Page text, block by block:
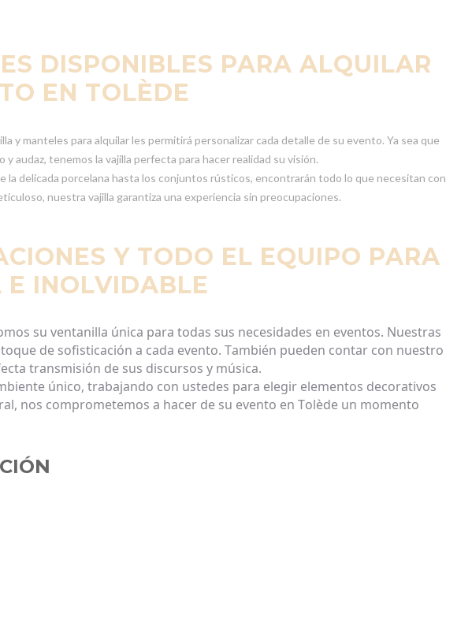
DISPONIBLES PARA ALQUILAR
EN TOLÈDE
y manteles para alquilar les permitirá personalizar cada detalle de su evento. Ya sea que
audaz, tenemos la vajilla perfecta para hacer realidad su visión.
delicada porcelana hasta los conjuntos rústicos, encontrarán todo lo que necesitan con
nuestra vajilla garantiza una experiencia sin preocupaciones.
Y TODO EL EQUIPO PARA
E INOLVIDABLE
su ventanilla única para todas sus necesidades en eventos. Nuestras
de sofisticación a cada evento. También pueden contarcon nuestro
transmisión de sus discursos y música.
único, trabajando con ustedes para elegir elementos decorativos
nos comprometemos a hacer de su evento en Tolède un momento